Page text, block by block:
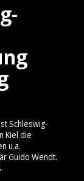
Schleswig-
Kiel die
u.a.
Guido Wendt.